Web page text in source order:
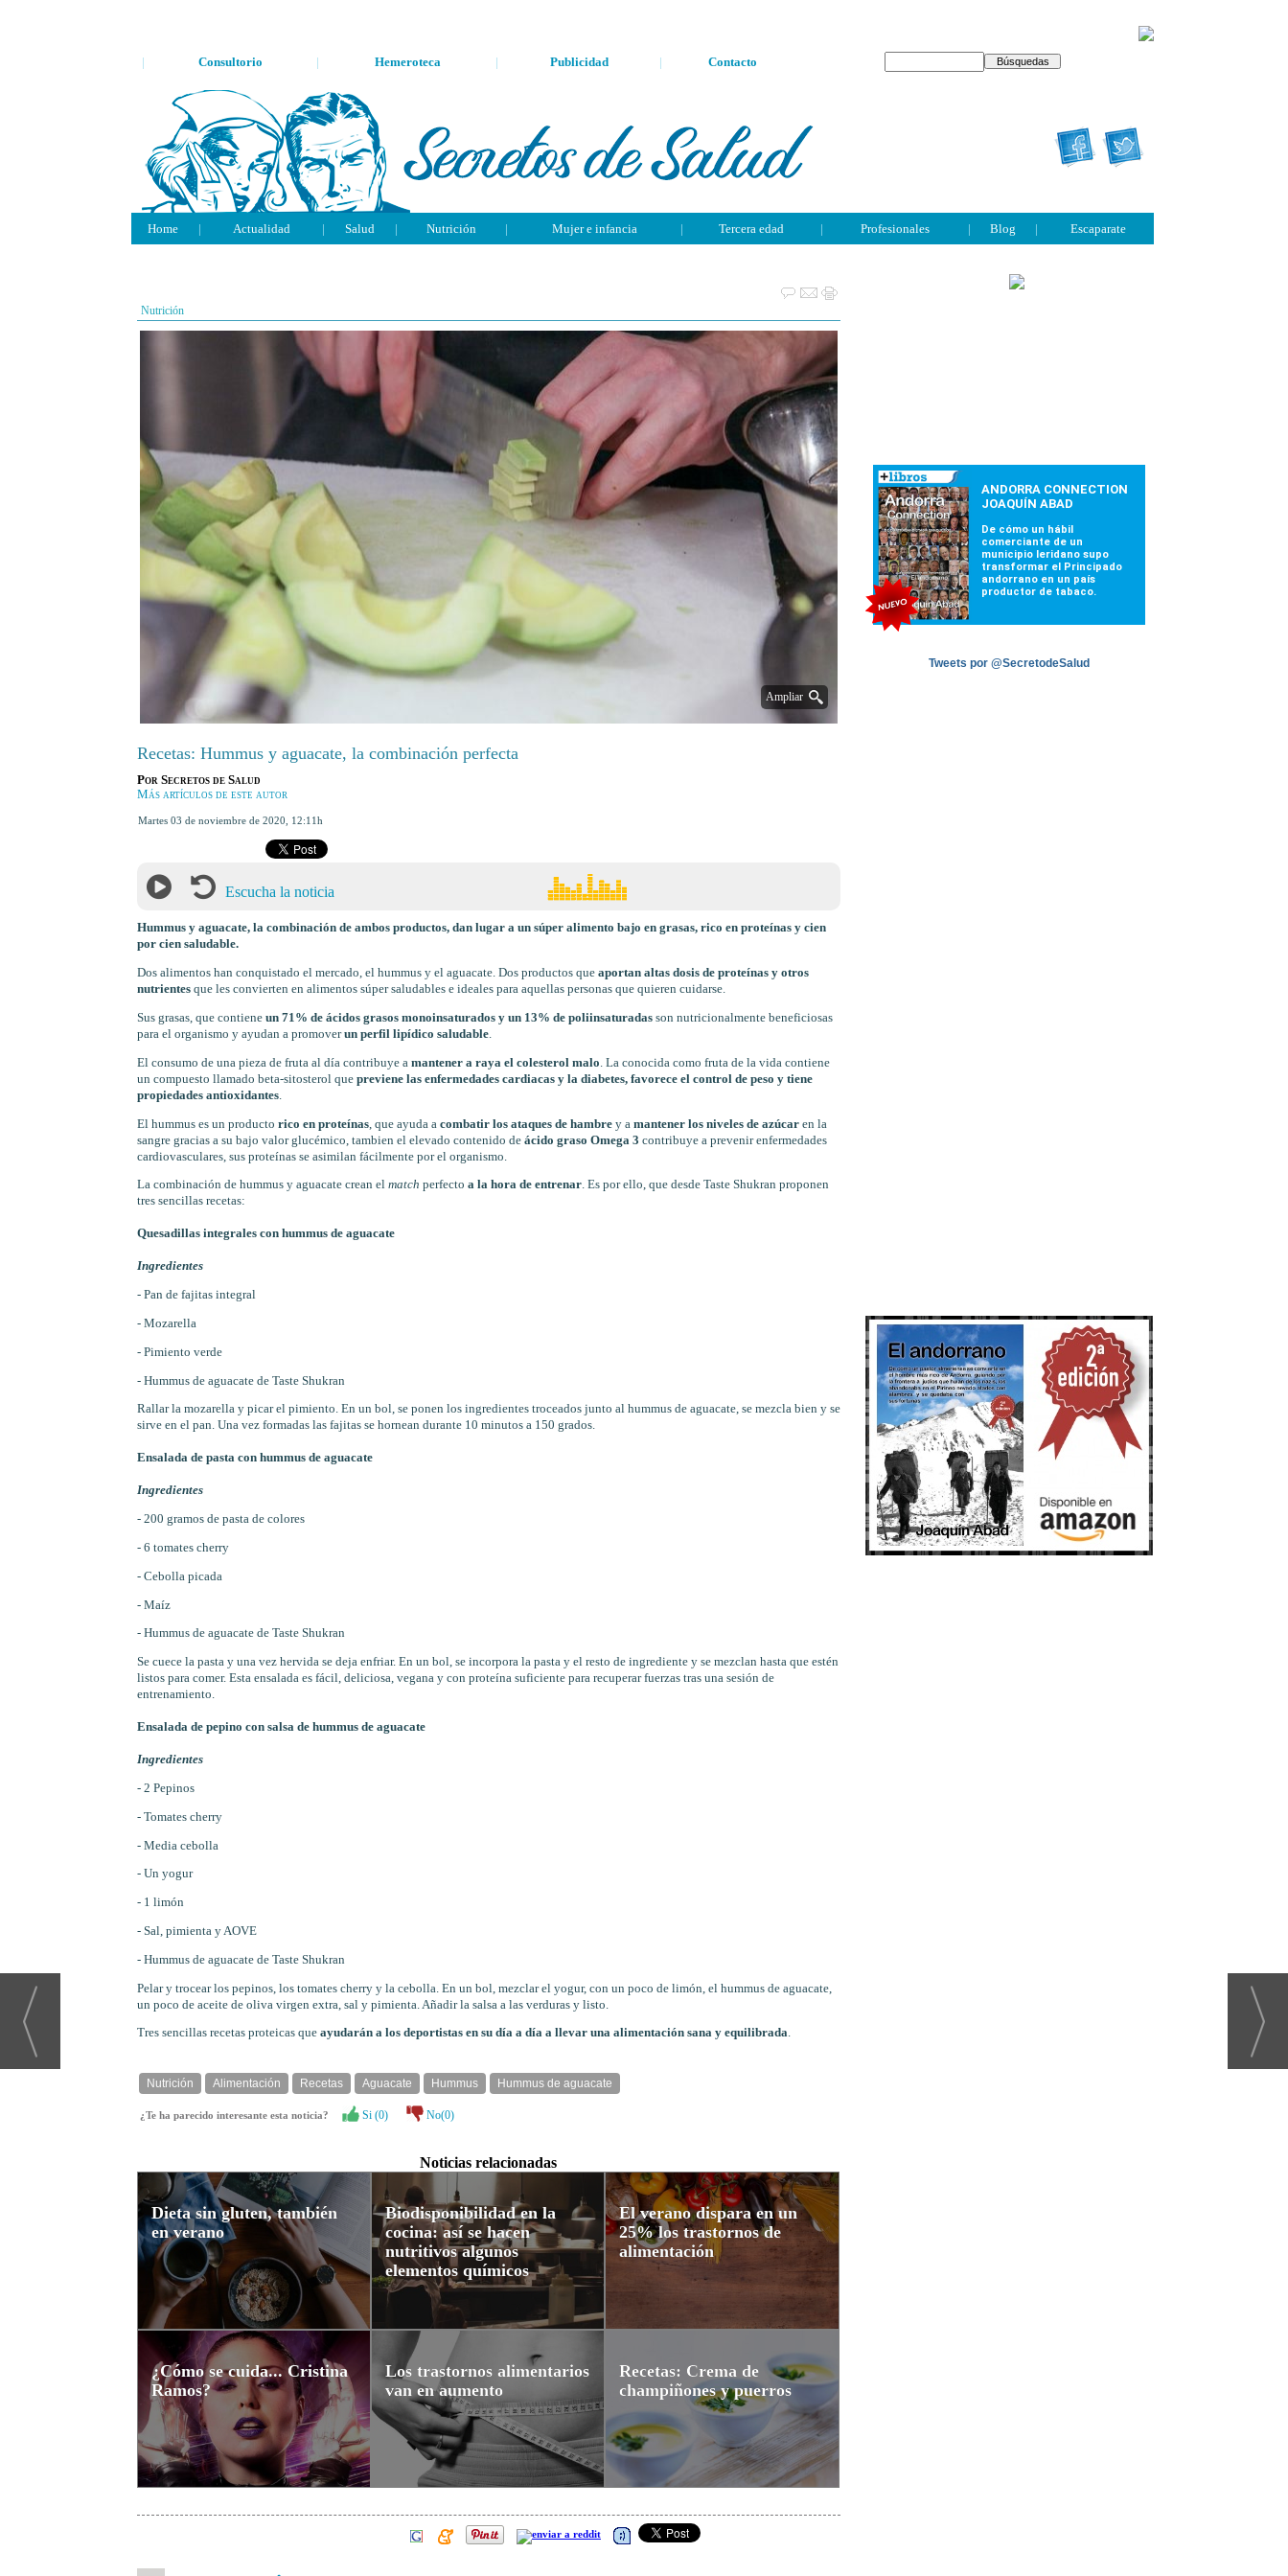
| Consultorio | Hemeroteca | Publicidad | Contacto
Home | Actualidad | Salud | Nutrición | Mujer e infancia | Tercera edad | Profesionales | Blog | Escaparate
Nutrición
Ampliar
Recetas: Hummus y aguacate, la combinación perfecta
Por Secretos de Salud
Más artículos de este autor
martes 03 de noviembre de 2020 12:11h
Escucha la noticia
Hummus y aguacate, la combinación de ambos productos, dan lugar a un súper alimento bajo en grasas, rico en proteínas y cien
por cien saludable.
Dos alimentos han conquistado el mercado, el hummus y el aguacate. Dos productos que aportan altas dosis de proteínas y otros
nutrientesque les convierten en alimentos súper saludables e ideales para aquellas personas que quieren cuidarse.
Sus grasas, que contiene un 71% de ácidos grasos monoinsaturados y un 13% de poliinsaturadasson nutricionalmente beneficiosas
para el organismo y ayudan a promoverun perfil lipídico saludable.
El consumo de una pieza de fruta al día contribuye a mantener a raya el colesterol malo . La conocida como fruta de la vida contiene
un compuesto llamado beta-sitosterol que previene las enfermedades cardiacas y la diabetes, favorece el control de peso y tiene
propiedades antioxidantes.
El hummus es un producto rico en proteínas, que ayuda a combatir los ataques de hambrey a mantener los niveles de azúcaren la
sangre gracias a su bajo valor glucémico, tambien el elevado contenido deácido graso Omega 3 contribuye a prevenir enfermedades
cardiovasculares, sus proteínas se asimilan fácilmente por el organismo.
La combinación de hummus y aguacate crean el match perfecto a la hora de entrenar. Es por ello, que desde Taste Shukran proponen
tres sencillas recetas:
Quesadillas integrales con hummus de aguacate
Ingredientes
- Pan de fajitas integral
- Mozarella
- Pimiento verde
- Hummus de aguacate de Taste Shukran
Rallar la mozarella y picar el pimiento. En un bol, se ponen los ingredientes troceados junto al hummus de aguacate, se mezcla bien y se
sirve en el pan. Una vez formadas las fajitas se hornean durante 10 minutos a 150 grados.
Ensalada de pasta con hummus de aguacate
Ingredientes
- 200 gramos de pasta de colores
- 6 tomates cherry
- Cebolla picada
- Maíz
- Hummus de aguacate de Taste Shukran
Se cuece la pasta y una vez hervida se deja enfriar. En un bol, se incorpora la pasta y el resto de ingrediente y se mezclan hasta que estén
listos para comer. Esta ensalada es fácil, deliciosa, vegana y con proteína suficiente para recuperar fuerzas tras una sesión de
entrenamiento.
Ensalada de pepino con salsa de hummus de aguacate
Ingredientes
- 2 Pepinos
- Tomates cherry
- Media cebolla
- Un yogur
- 1 limón
- Sal, pimienta y AOVE
- Hummus de aguacate de Taste Shukran
Pelar y trocear los pepinos, los tomates cherry y la cebolla. En un bol, mezclar el yogur, con un poco de limón, el hummus de aguacate,
un poco de aceite de oliva virgen extra, sal y pimienta. Añadir la salsa a las verduras y listo.
Tres sencillas recetas proteicas que ayudarán a los deportistas en su día a día a llevar una alimentación sana y equilibrada.
Nutrición Alimentación Recetas Aguacate Hummus Hummus de aguacate
¿Te ha parecido interesante esta noticia? Si (0) No(0)
Noticias relacionadas
Dieta sin gluten, también
en verano
¿Cómo se cuida... Cristina
Ramos?
Biodisponibilidad en la
cocina: así se hacen
nutritivos algunos
elementos químicos
Los trastornos alimentarios
van en aumento
El verano dispara en un
25% los trastornos de
alimentación
Recetas: Crema de
champiñones y puerros
Tweets por @SecretodeSalud